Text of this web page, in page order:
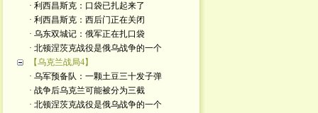
· 利西昌斯克：口袋已扎起来了
· 利西昌斯克：西后门正在关闭
· 乌东双城记：俄军正在扎口袋
· 北顿涅茨克战役是俄乌战争的一个
【乌克兰战局4】
· 乌军预备队：一颗土豆三十发子弹
· 战争后乌克兰可能被分为三截
· 北顿涅茨克战役是俄乌战争的一个